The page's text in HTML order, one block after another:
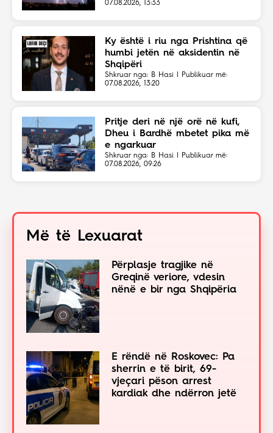
07.08.2026, 13:33
Ky është i riu nga Prishtina që
humbi jetën në aksidentin në
Shqipëri
Shkruar nga: B Hasi | Publikuar më:
07.08.2026, 13:20
Pritje deri në një orë në kufi,
Dheu i Bardhë mbetet pika më
e ngarkuar
Shkruar nga: B Hasi | Publikuar më:
07.08.2026, 09:26
Më të Lexuarat
Përplasje tragjike në
Greqinë veriore, vdesin
nënë e bir nga Shqipëria
E rëndë në Roskovec: Pa
sherrin e të birit, 69-
vjeçari pëson arrest
kardiak dhe ndërron jetë